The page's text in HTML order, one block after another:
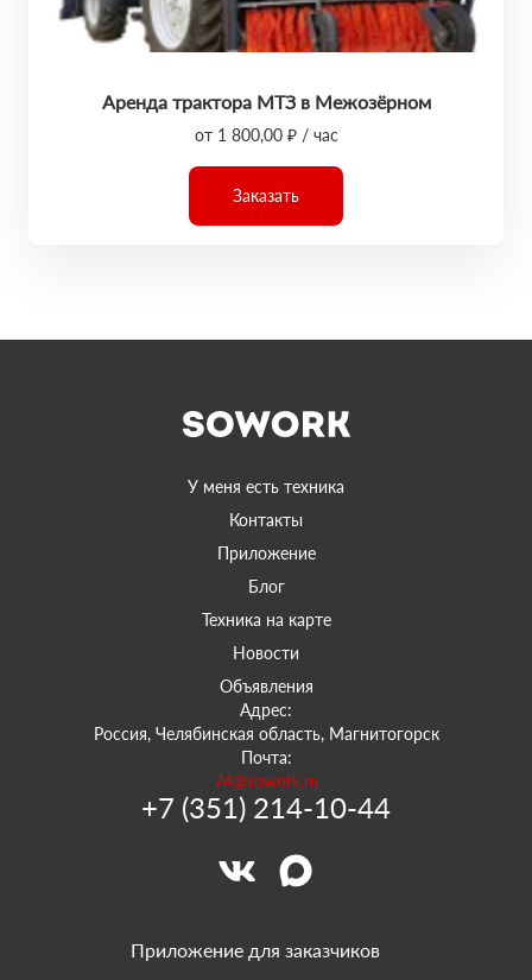
Аренда трактора МТЗ в Межозёрном
от 1 800,00 ₽ / час
Заказать
У меня есть техника
Контакты
Приложение
Блог
Техника на карте
Новости
Объявления
Адрес:
Россия, Челябинская область, Магнитогорск
Почта:
74@sowork.ru
+7 (351) 214-10-44
Приложение для заказчиков